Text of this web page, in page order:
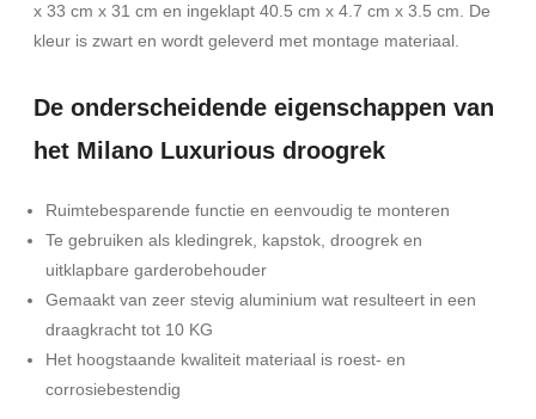
x 33 cm x 31 cm en ingeklapt 40.5 cm x 4.7 cm x 3.5 cm. De
kleur is zwart en wordt geleverd met montage materiaal.
De onderscheidende eigenschappen van
het Milano Luxurious droogrek
Ruimtebesparende functie en eenvoudig te monteren
Te gebruiken als kledingrek, kapstok, droogrek en
uitklapbare garderobehouder
Gemaakt van zeer stevig aluminium wat resulteert in een
draagkracht tot 10 KG
Het hoogstaande kwaliteit materiaal is roest- en
corrosiebestendig